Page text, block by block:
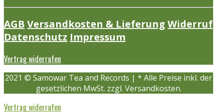
AGB Versandkosten & Lieferung Widerruf
Datenschutz Impressum
Vertrag widerrufen
2021 © Samowar Tea and Records | * Alle Preise inkl. der
gesetzlichen MwSt. zzgl. Versandkosten.
Vertrag widerrufen